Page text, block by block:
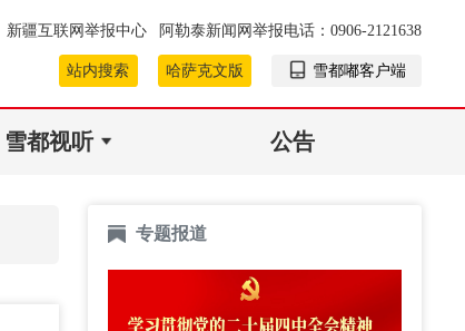
新疆互联网举报中心 阿勒泰新闻网举报电话：0906-2121638
站内搜索 哈萨克文版 雪都嘟客户端
雪都视听 公告
专题报道